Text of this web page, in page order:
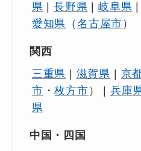
県 |長野県 岐阜県
愛知県 （名古屋市 ）
関西
三重県
滋賀県 京
市 ・枚方市 ） |兵庫
県
中国・四国